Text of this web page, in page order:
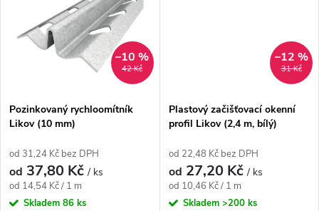
ů
t
42 Kč
–10 %
Pozinkovaný rychloomítník
Likov (10 mm)
od 31,24 Kč bez DPH
od 37,80 Kč/ ks
Měrná
cena:
od 14,54 Kč / 1 m
Skladem 86 ks
31 Kč
–12 %
Plastový začišťovací okenní
profil Likov (2,4 m, bílý)
od 22,48 Kč bez DPH
od 27,20 Kč/ ks
Měrná
cena:
od 10,46 Kč / 1 m
Skladem >200 ks